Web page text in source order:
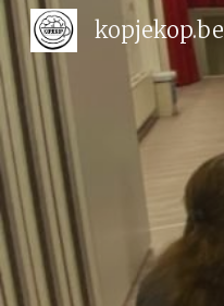
kopjekop.be